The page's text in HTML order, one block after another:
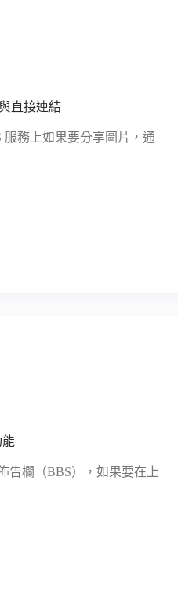
直接連結
務上如果要分享圖片，通
告欄（BBS），如果要在上